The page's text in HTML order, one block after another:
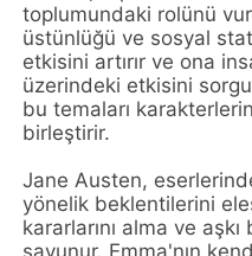
toplumundaki rolünü
üstünlüğü ve sosyal
etkisini artırır ve ona
üzerindeki etkisini
bu temaları
birleştirir.
Jane Austen,
yönelik beklentilerini
kararlarını alma ve
savunur. Emma'nın